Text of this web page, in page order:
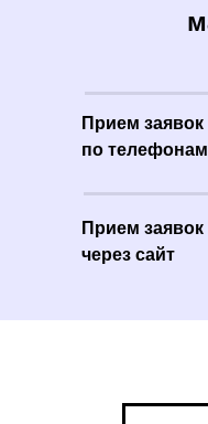
Прием заявок
по телефонам
Прием заявок
через сайт